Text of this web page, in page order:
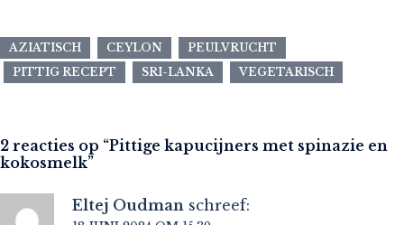
AZIATISCH CEYLON
PEULVRUCHT
PITTIG RECEPT
SRI-LANKA VEGETARISCH
2 reacties op “Pittige kapucijners met spinazie en
kokosmelk”
Eltej Oudman schreef: